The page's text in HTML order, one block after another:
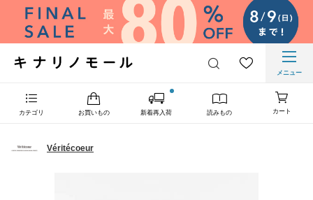
メニュー
カテゴリ お買いもの 新着再入荷 読みもの カート
Véritécoeur